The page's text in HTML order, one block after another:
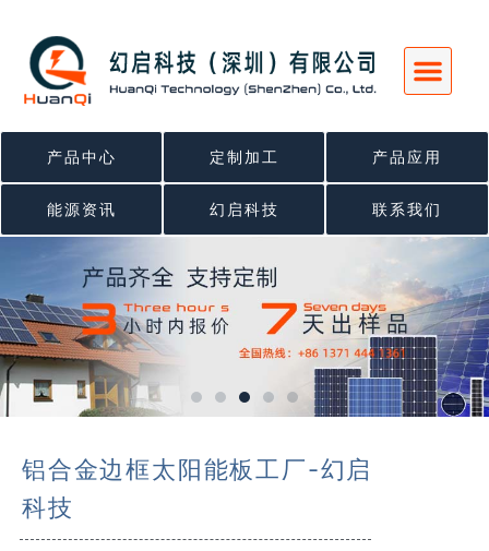
产品中心 定制加工 产品应用
能源资讯 幻启科技 联系我们
铝合金边框太阳能板工厂-幻启
科技